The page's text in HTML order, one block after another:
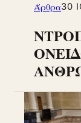
Άρθρα30